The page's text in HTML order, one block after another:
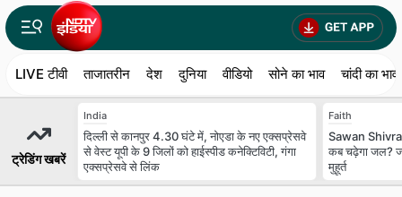
LIVE टीवी ताजातरीन देश दुनिया वीडियो सोने का भाव चांदी का भाव
ट्रेडिंग खबरें
India
दिल्ली से कानपुर 4.30 घंटे में, नोएडा के नए एक्सप्रेसवे
से वेस्ट यूपी के 9 जिलों को हाईस्पीड कनेक्टिविटी, गंगा
एक्सप्रेसवे से लिंक
Faith
Sawan
कब चढ़ेगा जल?
मुहूर्त